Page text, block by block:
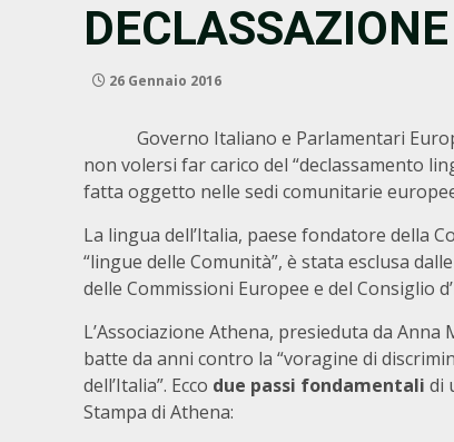
26 Gennaio 2016
Governo Italiano e Parlamentari
non volersi far carico del “declassamento
fatta oggetto nelle sedi comunitarie
La lingua dell’Italia, paese fondatore della
“lingue delle Comunità”, è stata esclusa
delle Commissioni Europee e del Consiglio
L’Associazione Athena, presieduta da Anna
batte da anni contro la “voragine di
dell’Italia”. Ecco due passi fondamentali di
Stampa di Athena: